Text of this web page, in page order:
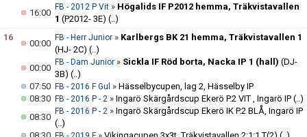
16:00
FB - 2012 P Vit » Högalids IF P2012 hemma, Träkvistavallen
1 (P2012- 3E) (..)
16
00:00
FB - Herr Junior » Karlbergs BK 21 hemma, Träkvistavallen 1
(HJ- 2C) (..)
00:00
FB - Dam Junior » Sickla IF Röd borta, Nacka IP 1 (hall) (DJ-
3B) (..)
07:50 FB - 2016 F Gul » Hässelbycupen, lag 2, Hässelby IP
08:30 FB - 2016 P - 2 » Ingarö Skärgårdscup Ekerö P.2 VIT , Ingarö IP (..)
08:30
FB - 2016 P - 2 » Ingarö Skärgårdscup Ekerö IK P.2 BLÅ, Ingarö IP
(..)